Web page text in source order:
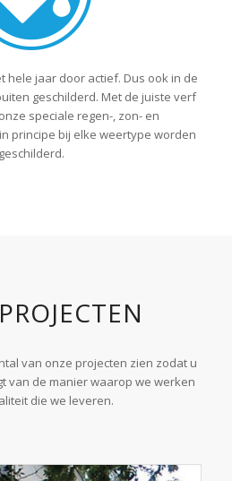
hele jaar door actief. Dus ook in de
geschilderd. Met de juiste verf
speciale regen-, zon- en
principe bij elke weertype worden
geschilderd.
van onze projecten zien zodat u
van de manier waarop we werken
die we leveren.